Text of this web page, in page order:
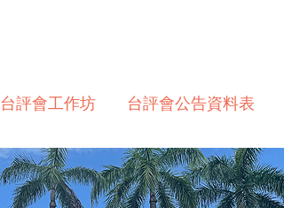
台評會工作坊 台評會公告資料表